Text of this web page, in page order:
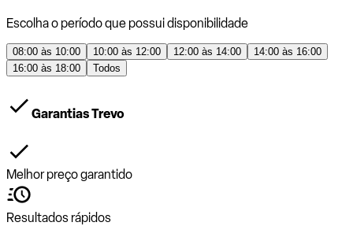
Escolha o período que possui disponibilidade
08:00 às 10:00 10:00 às 12:00 12:00 às 14:00
14:00 às 16:00
16:00 às 18:00
Todos
Garantias Trevo
Melhor preço garantido
Resultados rápidos